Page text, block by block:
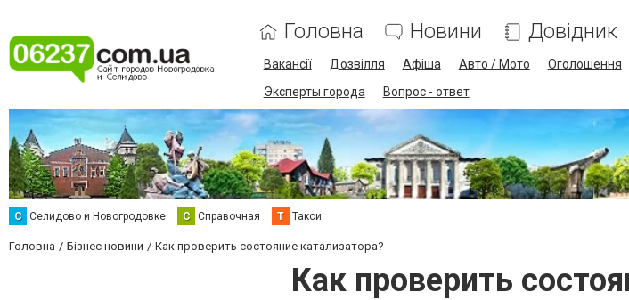
Головна Новини Довідник
Вакансії Дозвілля Афіша Авто / Мото Оголошення
Эксперты города
Вопрос - ответ
С Селидово и Новогродовке С Справочная Т Такси
Головна Бізнес новини Как проверить состояние катализатора?
Как проверить